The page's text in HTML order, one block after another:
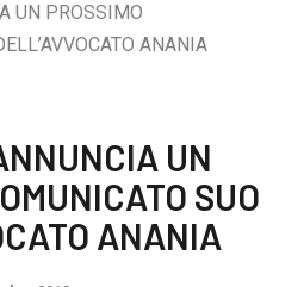
UN PROSSIMO
ANANIA
UN
SUO
ANANIA